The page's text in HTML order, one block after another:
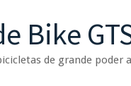
Bike
de grande poder